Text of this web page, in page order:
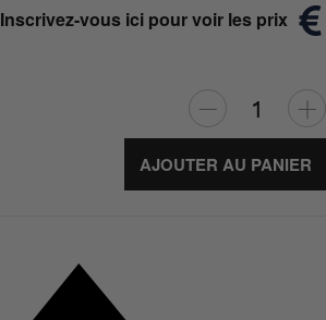
Inscrivez-vous ici pour voir les prix
AJOUTER AU PANIER